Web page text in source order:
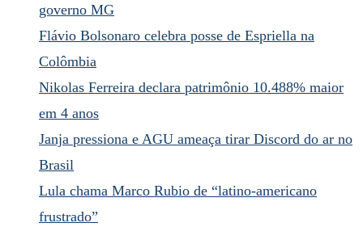
governo MG
Flávio Bolsonaro celebra posse de Espriella na
Colômbia
Nikolas Ferreira declara patrimônio 10.488% maior
em 4 anos
Janja pressiona e AGU ameaça tirar Discord do ar no
Brasil
Lula chama Marco Rubio de “latino-americano
frustrado”